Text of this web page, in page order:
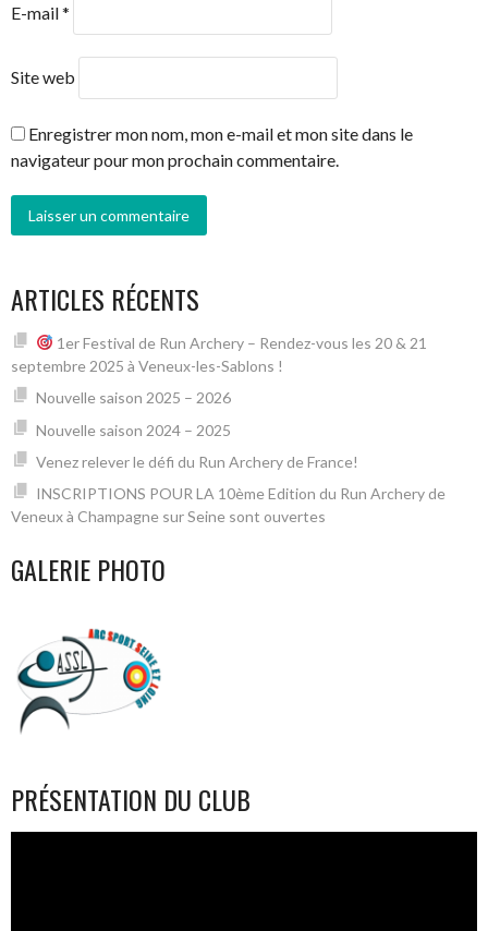
E-mail*
Site web
Enregistrer mon nom, mon e-mail et mon site dans le
navigateur pour mon prochain commentaire.
ARTICLES RÉCENTS
1er Festival de Run Archery – Rendez-vous les 20 & 21
septembre 2025 à Veneux-les-Sablons !
Nouvelle saison 2025 – 2026
Nouvelle saison 2024 – 2025
Venez relever le défi du Run Archery de France!
INSCRIPTIONS POUR LA 10ème Edition du Run Archery de
Veneux à Champagne sur Seine sont ouvertes
GALERIE PHOTO
PRÉSENTATION DU CLUB